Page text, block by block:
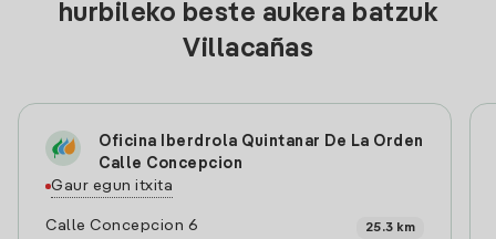
hurbileko beste aukera batzuk
Villacañas
Oficina Iberdrola Quintanar De La Orden
Calle Concepcion
Gaur egun itxita
Calle Concepcion 6
25.3 km